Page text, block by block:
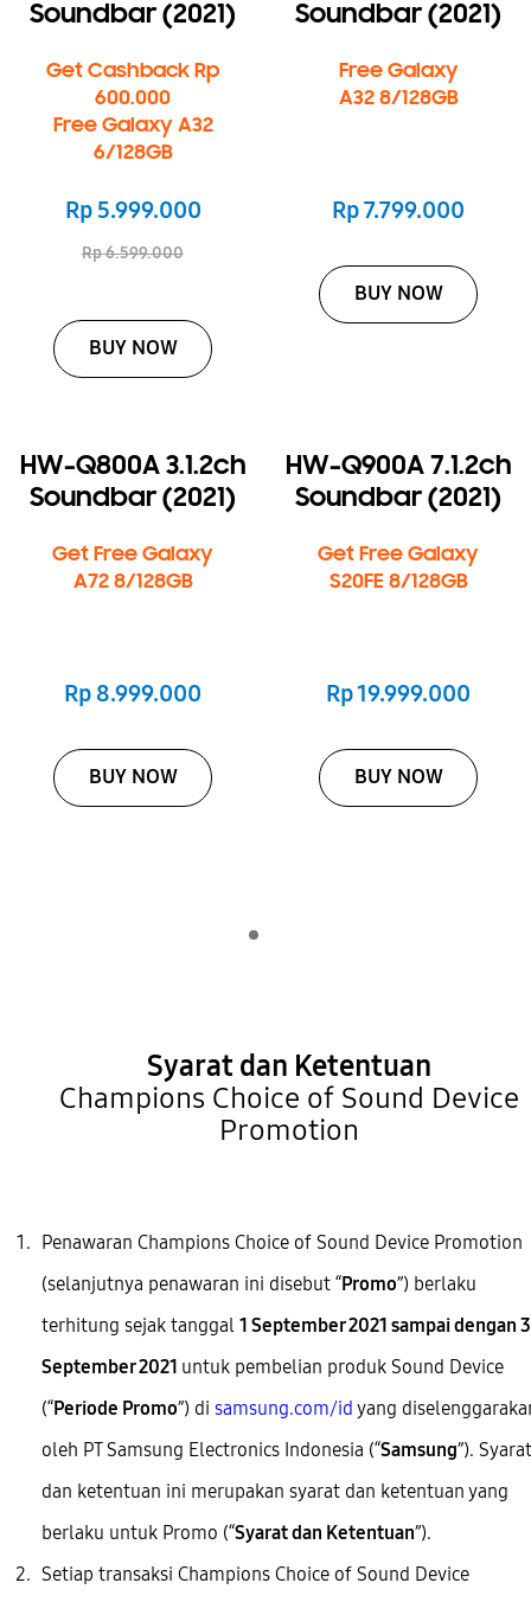
Soundbar (2021)
Get Cashback Rp
600.000
Free Galaxy A32
6/128GB
Rp 6.599.000
Rp 5.999.000
BUY NOW
Soundbar (2021)
Free Galaxy
A32 8/128GB
Rp 7.799.000
BUY NOW
HW-Q800A 3.1.2ch
Soundbar (2021)
Get Free Galaxy
A72 8/128GB
Rp 8.999.000
BUY NOW
HW-Q900A 7.1.2ch
Soundbar (2021)
Get Free Galaxy
S20FE 8/128GB
Rp 19.999.000
BUY NOW
Syarat dan Ketentuan
Champions Choice of Sound Device
Promotion
Penawaran Champions Choice of Sound Device Promotion
(selanjutnya penawaran ini disebut “Promo”) berlaku
terhitung sejak tanggal 1 September 2021 sampai dengan
September 2021 untuk pembelian produk Sound Device
(“Periode Promo”) di samsung.com/id yang
oleh PT Samsung Electronics Indonesia (“Samsung”). Syarat
dan ketentuan ini merupakan syarat dan ketentuan yang
berlaku untuk Promo (“Syarat dan Ketentuan”).
Setiap transaksi Champions Choice of Sound Device